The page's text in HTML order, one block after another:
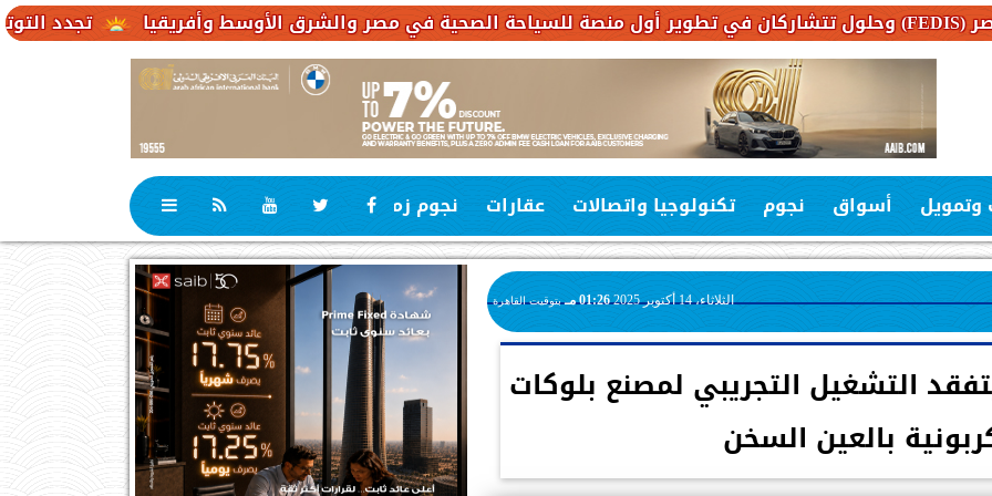
تجدد التوترات يخفض صادرات النفط
وتمويل أسواق نجوم تكنولوجيا واتصالات عقارات نجوم زمان رياضة
الثلاثاء، 14 أكتوبر 2025 01:26 مـ بتوقيت القاهرة
التشغيل التجريبي لمصنع بلوكات
بالعين السخن